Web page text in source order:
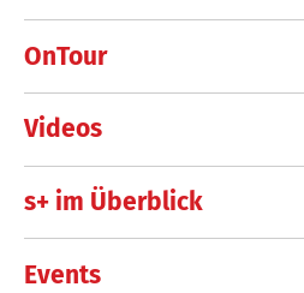
OnTour
Videos
s+ im Überblick
Events